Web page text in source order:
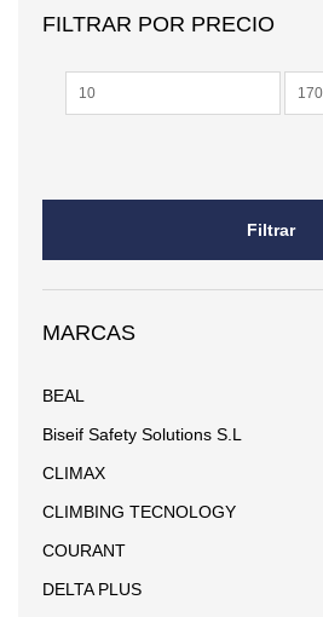
FILTRAR POR PRECIO
Precio Precio
Filtrar
MARCAS
BEAL
Biseif Safety Solutions S.L
CLIMAX
CLIMBING TECNOLOGY
COURANT
DELTA PLUS